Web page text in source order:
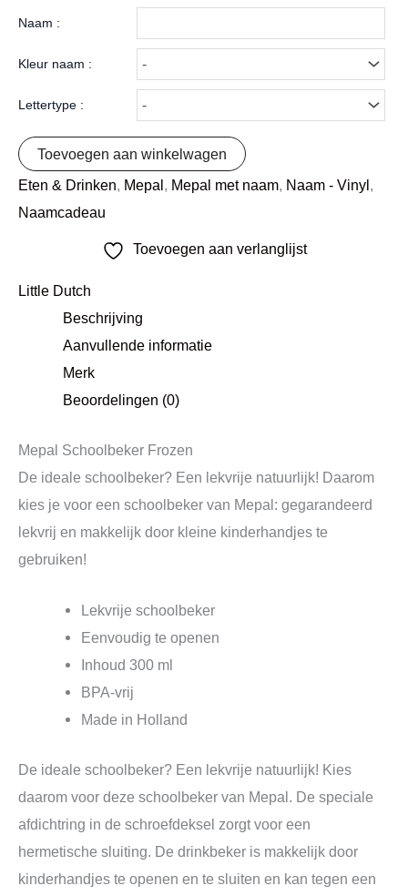
Naam :
Kleur naam :
Lettertype :
Toevoegen aan winkelwagen
Eten & Drinken, Mepal, Mepal met naam, Naam - Vinyl,
Naamcadeau
Toevoegen aan verlanglijst
Little Dutch
Beschrijving
Aanvullende informatie
Merk
Beoordelingen (0)
Mepal Schoolbeker Frozen
De ideale schoolbeker? Een lekvrije natuurlijk! Daarom
kies je voor een schoolbeker van Mepal: gegarandeerd
lekvrij en makkelijk door kleine kinderhandjes te
gebruiken!
Lekvrije schoolbeker
Eenvoudig te openen
Inhoud 300 ml
BPA-vrij
Made in Holland
De ideale schoolbeker? Een lekvrije natuurlijk! Kies
daarom voor deze schoolbeker van Mepal. De speciale
afdichtring in de schroefdeksel zorgt voor een
hermetische sluiting. De drinkbeker is makkelijk door
kinderhandjes te openen en te sluiten en kan tegen een